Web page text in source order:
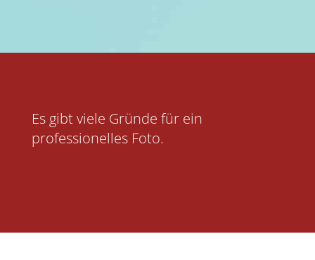
Es gibt viele Gründe für ein
professionelles Foto.